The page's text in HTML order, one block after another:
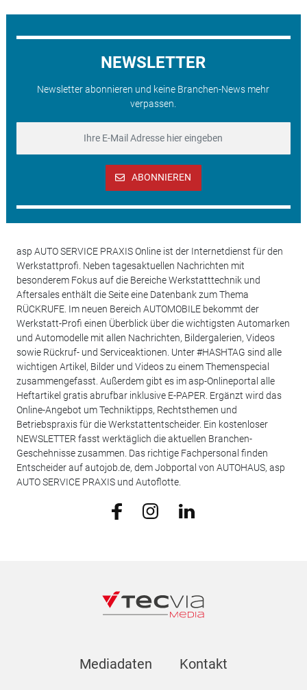
NEWSLETTER
Newsletter abonnieren und keine Branchen-News mehr
verpassen.
ABONNIEREN
asp AUTO SERVICE PRAXIS Online ist der Internetdienst für den
Werkstattprofi. Neben tagesaktuellen Nachrichten mit
besonderem Fokus auf die Bereiche Werkstatttechnik und
Aftersales enthält die Seite eine Datenbank zum Thema
RÜCKRUFE. Im neuen Bereich AUTOMOBILE bekommt der
Werkstatt-Profi einen Überblick über die wichtigsten Automarken
und Automodelle mit allen Nachrichten, Bildergalerien, Videos
sowie Rückruf- und Serviceaktionen. Unter #HASHTAG sind alle
wichtigen Artikel, Bilder und Videos zu einem Themenspecial
zusammengefasst. Außerdem gibt es im asp-Onlineportal alle
Heftartikel gratis abrufbar inklusive E-PAPER. Ergänzt wird das
Online-Angebot um Techniktipps, Rechtsthemen und
Betriebspraxis für die Werkstattentscheider. Ein kostenloser
NEWSLETTER fasst werktäglich die aktuellen Branchen-
Geschehnisse zusammen. Das richtige Fachpersonal finden
Entscheider auf autojob.de, dem Jobportal von AUTOHAUS, asp
AUTO SERVICE PRAXIS und Autoflotte.
Mediadaten Kontakt